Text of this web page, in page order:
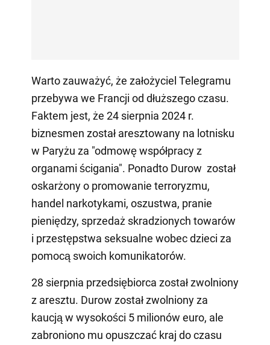
Warto zauważyć, że założyciel Telegramu
przebywa we Francji od dłuższego czasu.
Faktem jest, że 24 sierpnia 2024 r.
biznesmen został aresztowany na lotnisku
w Paryżu za "odmowę współpracy z
organami ścigania". Ponadto Durow został
oskarżony o promowanie terroryzmu,
handel narkotykami, oszustwa, pranie
pieniędzy, sprzedaż skradzionych towarów
i przestępstwa seksualne wobec dzieci za
pomocą swoich komunikatorów.
28 sierpnia przedsiębiorca został zwolniony
z aresztu. Durow został zwolniony za
kaucją w wysokości 5 milionów euro, ale
zabroniono mu opuszczać kraj do czasu